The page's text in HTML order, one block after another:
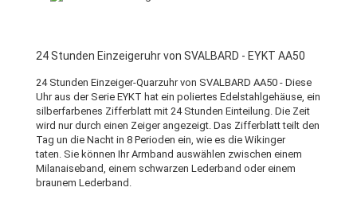
24 Stunden Einzeigeruhr von SVALBARD - EYKT AA50
24 Stunden Einzeiger-Quarzuhr von SVALBARD AA50 - Diese
Uhr aus der Serie EYKT hat ein poliertes Edelstahlgehäuse, ein
silberfarbenes Zifferblatt mit 24 Stunden Einteilung. Die Zeit
wird nur durch einen Zeiger angezeigt. Das Zifferblatt teilt den
Tag un die Nacht in 8 Perioden ein, wie es die Wikinger
taten. Sie können Ihr Armband auswählen zwischen einem
Milanaiseband, einem schwarzen Lederband oder einem
braunem Lederband.